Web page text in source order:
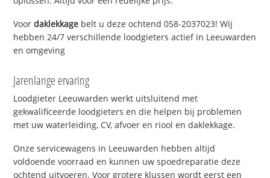
Voordaklekkage belt u deze ochtend 058-2037023! Wij
hebben 24/7 verschillende loodgieters actief in Leeuwarden
en omgeving
Jarenlange ervaring
Loodgieter Leeuwarden werkt uitsluitend met
gekwalificeerde loodgieters en die helpen bij problemen
met uw waterleiding, CV, afvoer en riool en daklekkage.
Onze servicewagens in Leeuwarden hebben altijd
voldoende voorraad en kunnen uw spoedreparatie deze
ochtend uitvoeren. Voor grotere klussen wordt eerst een